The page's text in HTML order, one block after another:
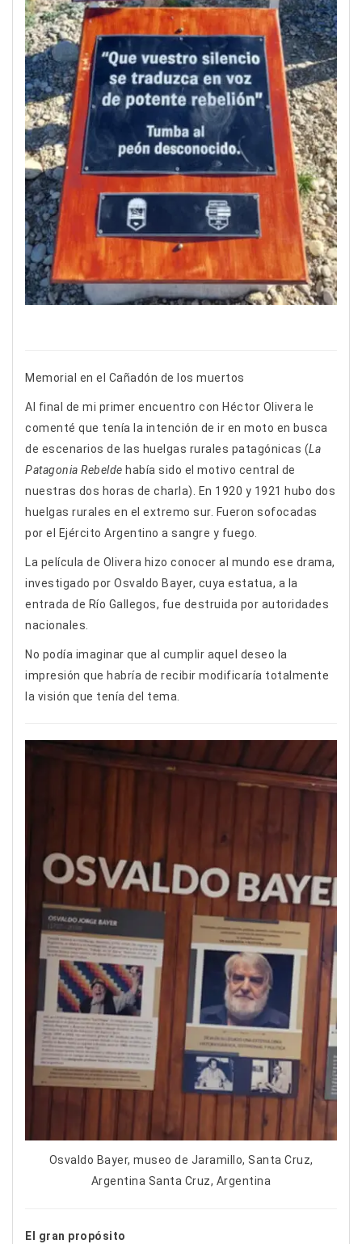
Memorial en el Cañadón de los muertos
Al final de mi primer encuentro con Héctor Olivera le
comenté que tenía la intención de ir en moto en busca
de escenarios de las huelgas rurales patagónicas (La
Patagonia Rebelde había sido el motivo central de
nuestras dos horas de charla). En 1920 y 1921 hubo dos
huelgas rurales en el extremo sur. Fueron sofocadas
por el Ejército Argentino a sangre y fuego.
La película de Olivera hizo conocer al mundo ese drama,
investigado por Osvaldo Bayer, cuya estatua, a la
entrada de Río Gallegos, fue destruida por autoridades
nacionales.
No podía imaginar que al cumplir aquel deseo la
impresión que habría de recibir modificaría totalmente
la visión que tenía del tema.
Osvaldo Bayer, museo de Jaramillo, Santa Cruz,
Argentina Santa Cruz, Argentina
El gran propósito